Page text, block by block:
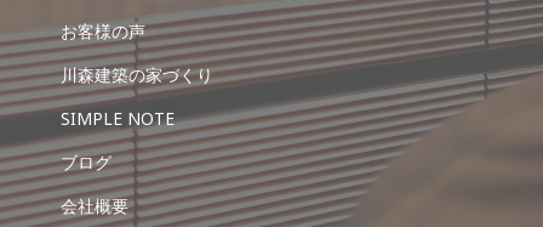
お客様の声
川森建築の家づくり
SIMPLE NOTE
ブログ
会社概要